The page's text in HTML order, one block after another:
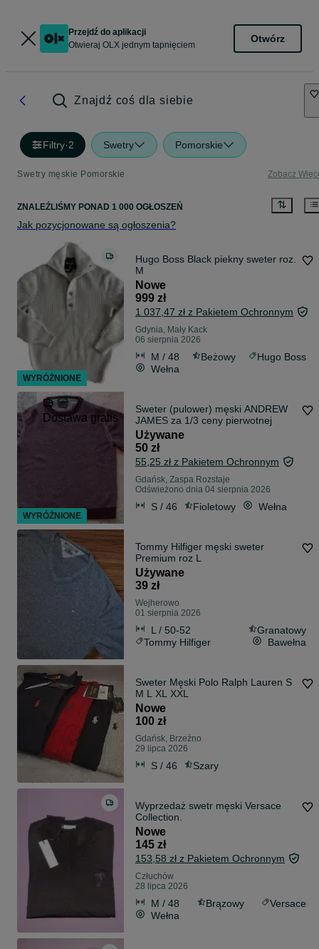
Przejdź do aplikacji
Otwieraj OLX jednym tapnięciem
Otwórz
Znajdź coś dla siebie
Filtry·2 Swetry Pomorskie
Swetry męskie Pomorskie Zobacz
ZNALEŹLIŚMY PONAD 1 000 OGŁOSZEŃ
Jak pozycjonowane są ogłoszenia?
Hugo Boss Black piekny sweter roz.
M
Nowe
999 zł
1 037,47 zł z Pakietem Ochronnym
Gdynia, Mały Kack
06 sierpnia 2026
M / 48 Beżowy
Hugo Boss
Wełna
Dostawa gratis
Sweter (pulower) męski ANDREW
JAMES za 1/3 ceny pierwotnej
Używane
50 zł
55,25 zł z Pakietem Ochronnym
Gdańsk, Zaspa Rozstaje
Odświeżono dnia 04 sierpnia 2026
S / 46 Fioletowy Wełna
Tommy Hilfiger męski sweter
Premium roz L
Używane
39 zł
Wejherowo
01 sierpnia 2026
L / 50-52
Granatowy
Tommy Hilfiger
Bawełna
Sweter Męski Polo Ralph Lauren S
M L XL XXL
Nowe
100 zł
Gdańsk, Brzeźno
29 lipca 2026
S / 46 Szary
Wyprzedaż swetr męski Versace
Collection.
Nowe
145 zł
153,58 zł z Pakietem Ochronnym
Człuchów
28 lipca 2026
M / 48 Brązowy
Versace
Wełna
WYRÓŻNIONE
WYRÓŻNIONE